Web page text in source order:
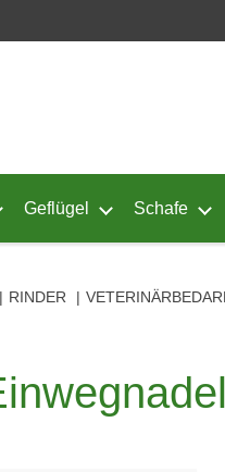
Schweine öffnenvon Rinder öffnen
Geflügel Untermenü von
Schafe
RINDER